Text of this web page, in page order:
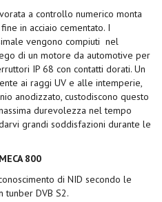
a controllo numerico monta
in acciaio cementato. I
vengono compiuti nel
di un motore da automotive per
IP 68 con contatti dorati. Un
ai raggi UV e alle intemperie,
anodizzato, custodiscono questo
durevolezza nel tempo
grandi soddisfazioni durante le
800
di NID secondo le
tunber DVB S2.